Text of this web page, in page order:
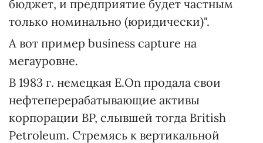
бюджет, и предприятие будет частным
только номинально (юридически)".
А вот пример business capture на
мегауровне.
В 1983 г. немецкая E.On продала свои
нефтеперерабатывающие активы
корпорации BP, слывшей тогда British
Petroleum. Стремясь к вертикальной